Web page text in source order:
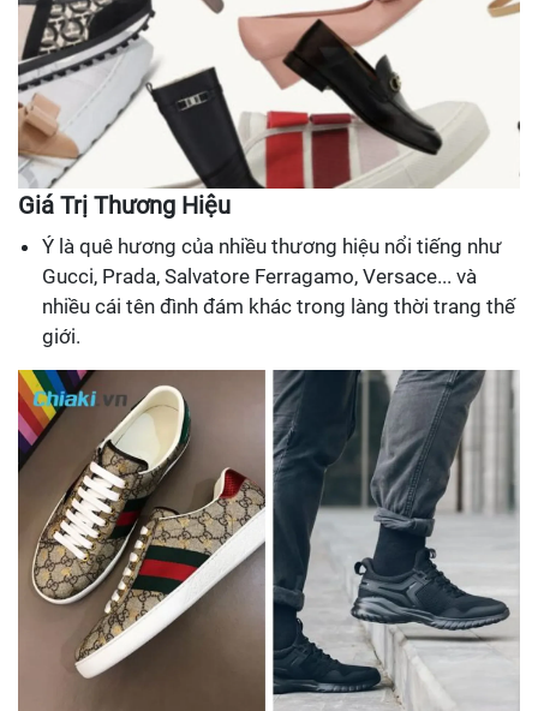
Giá Trị Thương Hiệu
Ý là quê hương của nhiều thương hiệu nổi tiếng như
Gucci, Prada, Salvatore Ferragamo, Versace... và
nhiều cái tên đình đám khác trong làng thời trang thế
giới.